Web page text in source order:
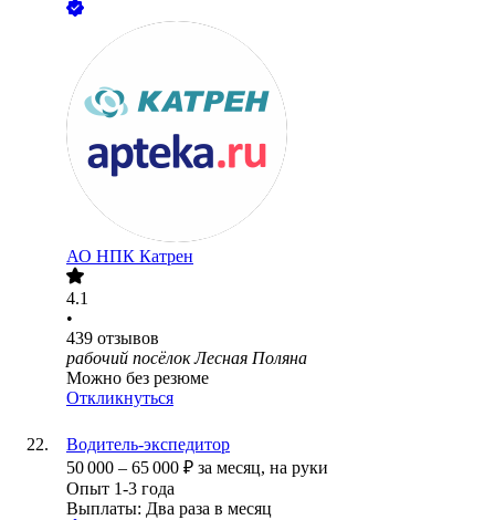
АО НПК Катрен
4.1
•
439 отзывов
рабочий посёлок Лесная Поляна
Можно без резюме
Откликнуться
Водитель-экспедитор
50 000 – 65 000 ₽ за месяц, на руки
Опыт 1-3 года
Выплаты: Два раза в месяц